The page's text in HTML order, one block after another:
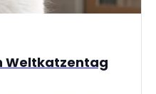
Weltkatzentag